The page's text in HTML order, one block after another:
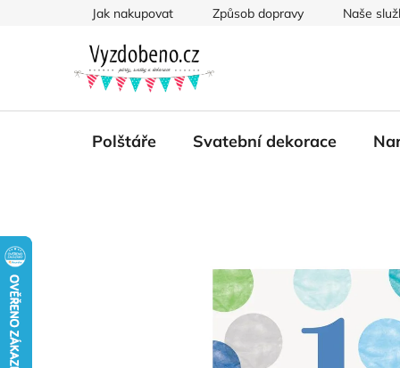
Jak nakupovat Způsob dopravy Naše
Polštáře Svatební dekorace